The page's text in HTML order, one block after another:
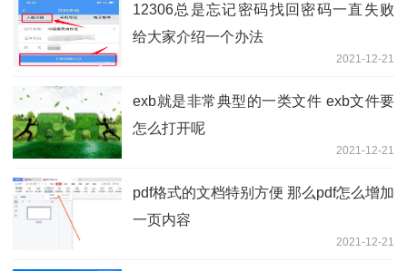
12306总是忘记密码找回密码一直失败
给大家介绍一个办法
2021-12-21
exb就是非常典型的一类文件 exb文件要
怎么打开呢
2021-12-21
pdf格式的文档特别方便 那么pdf怎么增加
一页内容
2021-12-21